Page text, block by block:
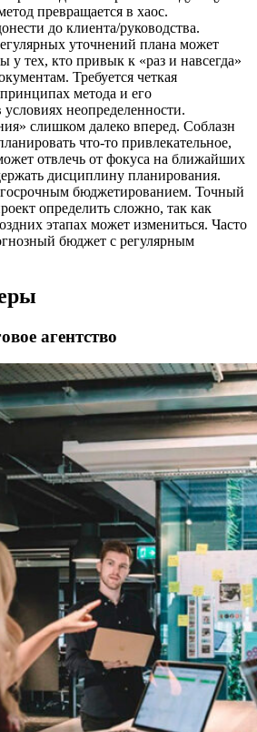
превращается в хаос.
до клиента/руководства.
уточнений плана может
у тех, кто привык к «раз и навсегда»
Требуется четкая
метода и его
неопределенности.
слишком далеко вперед. Соблазн
что-то привлекательное,
отвлечь от фокуса на ближайших
дисциплину планирования.
бюджетированием. Точный
определить сложно, так как
этапах может измениться. Часто
бюджет с регулярным
агентство